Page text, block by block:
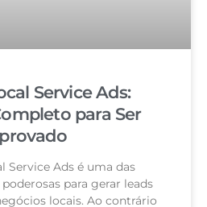
Service Ads:
para Ser
Service Ads é uma das
para gerar leads
locais. Ao contrário